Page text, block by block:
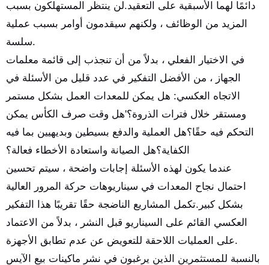
دائمًا لهما الأسبقية على التعقيد.لن ينتظر المستهلكون بسبب
المزيد من الوظائف ، ولكنهم سيقدمون أوامر بسبب عملية
سلسة.
في الاختيار الفعلي ، بدلاً من أن تنجذب إلى قائمة معلمات
الجهاز ، من الأفضل التفكير في عدد قليل من الأسئلة في
الاتجاه العكسي: هل يمكن للمعدات العمل بشكل مستمر
ومستقر خلال فترات الذروة؟'هل وقت صرف الكأس يمكن
التحكم فيه حقًا؟هل العملية والدفع بسيطين وبديهيين بما فيه
الكفاية؟هل الصيانة واستعادة الأخطاء فعالة؟
عندما يكون لهذه الأسئلة إجابات واضحة ، سيتم تحسين
احتمال نجاح المعدات في سيناريوهات حركة المرور العالية
بشكل كبير.تكمل المشاريع الناضجة حقًا تقريبًا هذا التفكير
العكسي القائم على السيناريو قبل النشر ، بدلاً من الاعتماد
على العمليات اللاحقة للتعويض عن عدم تطابق الأجهزة.
بالنسبة للمستثمرين الذين يرغبون في نشر ماكينات بيع الآيس